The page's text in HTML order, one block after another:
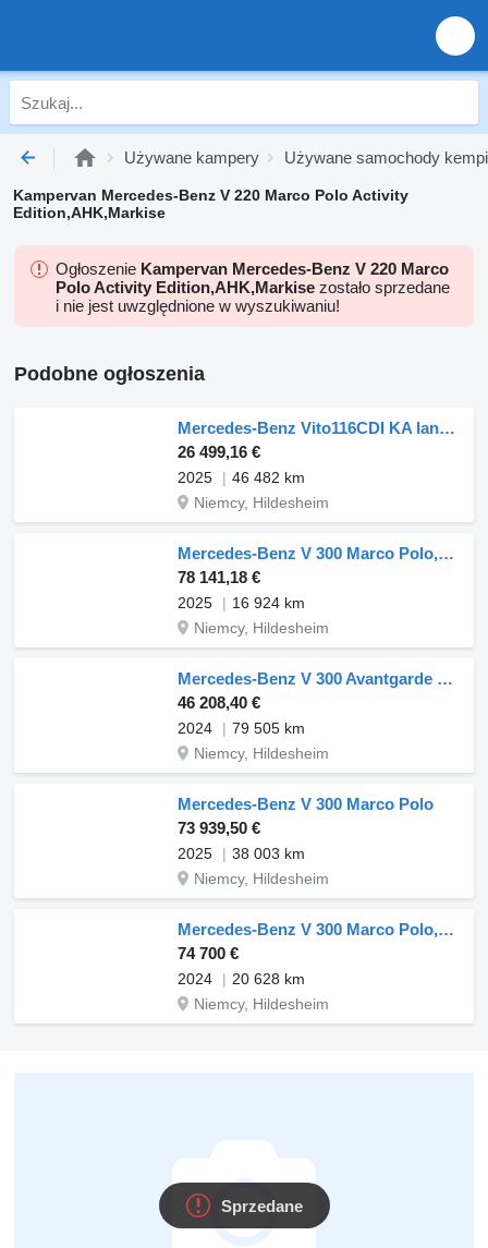
Używane kampery Używane samochody
Kampervan Mercedes-Benz V 220 Marco Polo Activity
Edition,AHK,Markise
Ogłoszenie Kampervan Mercedes-Benz V 220 Marco
Polo Activity Edition,AHK,Markise zostało sprzedane
i nie jest uwzględnione w wyszukiwaniu!
Podobne ogłoszenia
Mercedes-Benz Vito116CDI KA lang,Automatik,Klima,Kamera
26 499,16 €
2025
46 482 km
Niemcy, Hildesheim
Mercedes-Benz V 300 Marco Polo,AMG,Airmatic,Leder,AHK,LED
78 141,18 €
2025
16 924 km
Niemcy, Hildesheim
Mercedes-Benz V 300 Avantgarde Extralang,Allrad,2Schiebetüren
46 208,40 €
2024
79 505 km
Niemcy, Hildesheim
Mercedes-Benz V 300 Marco Polo
73 939,50 €
2025
38 003 km
Niemcy, Hildesheim
Mercedes-Benz V 300 Marco Polo,Allrad,AMG,Airmatic,EasyUp,LED
74 700 €
2024
20 628 km
Niemcy, Hildesheim
Sprzedane